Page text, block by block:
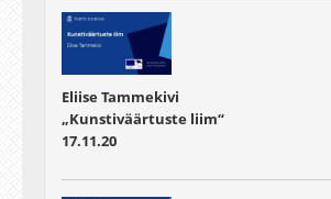
Eliise Tammekivi
„Kunstiväärtuste liim“
17.11.20